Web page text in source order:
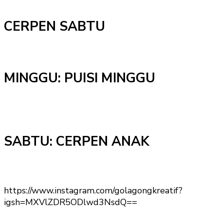
CERPEN SABTU
MINGGU: PUISI MINGGU
SABTU: CERPEN ANAK
https://www.instagram.com/golagongkreatif?
igsh=MXVlZDR5ODlwd3NsdQ==